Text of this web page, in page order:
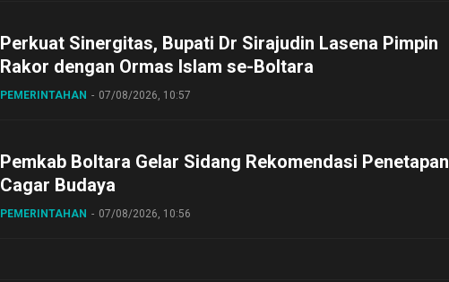
Perkuat Sinergitas, Bupati Dr Sirajudin Lasena Pimpin
Rakor dengan Ormas Islam se-Boltara
PEMERINTAHAN 07/08/2026, 10:57
Pemkab Boltara Gelar Sidang Rekomendasi Penetapan
Cagar Budaya
PEMERINTAHAN 07/08/2026, 10:56